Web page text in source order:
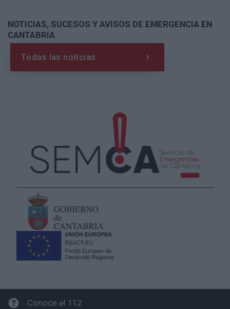
NOTICIAS, SUCESOS Y AVISOS DE EMERGENCIA EN
CANTABRIA
Todas las noticias
Conoce el 112